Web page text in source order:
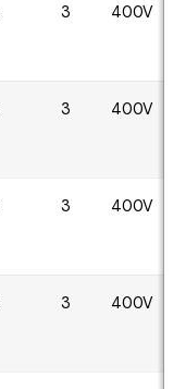
3 400V
3 400V
3 400V
3 400V